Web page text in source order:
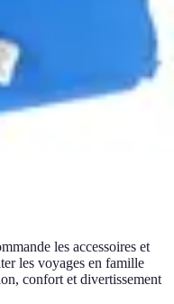
les accessoires et
les voyages en famille
confort et divertissement